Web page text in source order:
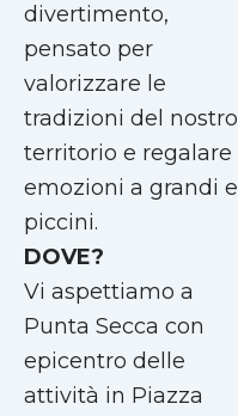
divertimento,
pensato per
valorizzare le
tradizioni del nostro
territorio e regalare
emozioni a grandi e
piccini.
DOVE?
Vi aspettiamo a
Punta Secca con
epicentro delle
attività in Piazza